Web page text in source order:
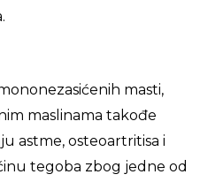
masti,
maslinama takođe
astme, osteoartritisa i
tegoba zbog jedne od